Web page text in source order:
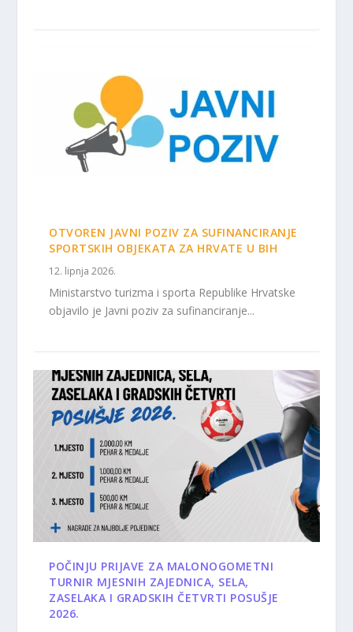
OTVOREN JAVNI POZIV ZA SUFINANCIRANJE
SPORTSKIH OBJEKATA ZA HRVATE U BIH
12. lipnja 2026.
Ministarstvo turizma i sporta Republike Hrvatske
objavilo je Javni poziv za sufinanciranje...
POČINJU PRIJAVE ZA MALONOGOMETNI
TURNIR MJESNIH ZAJEDNICA, SELA,
ZASELAKA I GRADSKIH ČETVRTI POSUŠJE
2026.